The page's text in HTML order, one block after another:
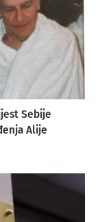
Sebije
Alije